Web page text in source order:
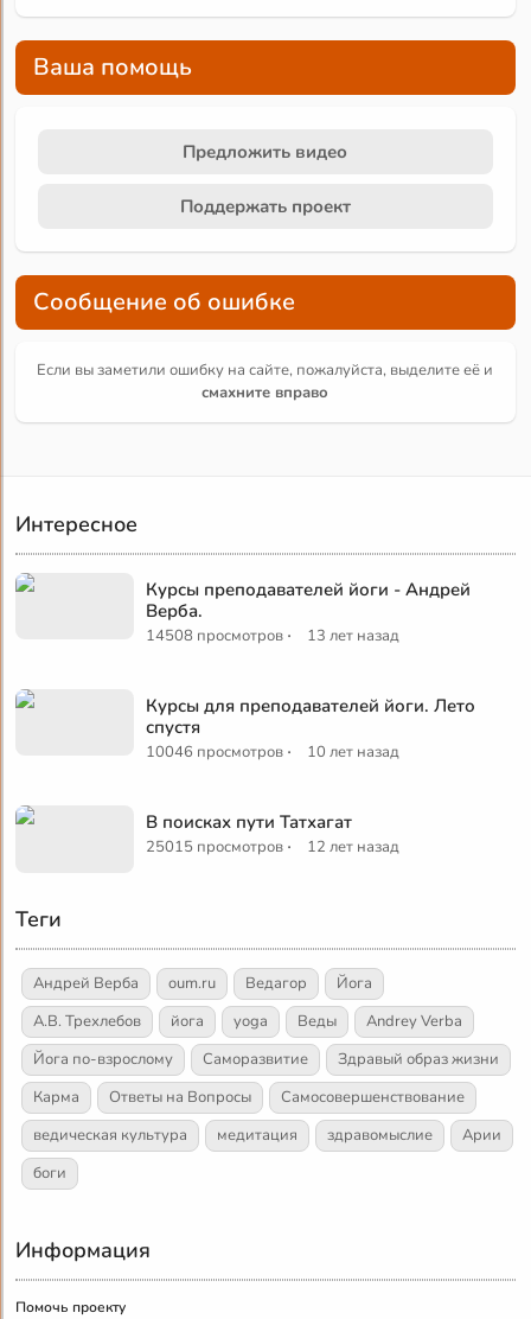
Ваша помощь
Предложить видео
Поддержать проект
Сообщение об ошибке
Если вы заметили ошибку на сайте, пожалуйста, выделите её и
смахните вправо
Интересное
Курсы преподавателей йоги - Андрей
Верба.
14508 просмотров · 13 лет назад
Курсы для преподавателей йоги. Лето
спустя
10046 просмотров · 10 лет назад
В поисках пути Татхагат
25015 просмотров · 12 лет назад
Теги
Андрей Верба oum.ru Ведагор
Йога
А.В. Трехлебов
йога yoga Веды
Andrey Verba
Йога по-взрослому
Саморазвитие
Здравый образ жизни
Карма
Ответы на Вопросы
Самосовершенствование
ведическая культура
медитация здравомыслие
Арии
боги
Информация
Помочь проекту